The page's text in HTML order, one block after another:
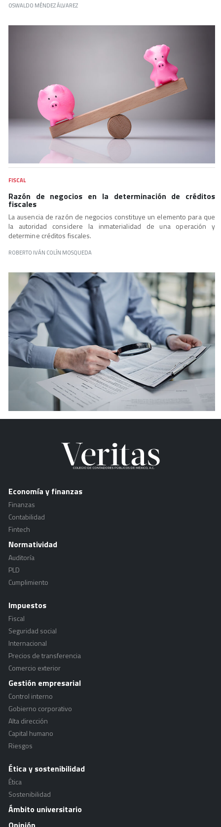
OSWALDO MÉNDEZ ÁLVAREZ
FISCAL
Razón de negocios en la determinación de créditos
fiscales
La ausencia de razón de negocios constituye un elemento para que
la autoridad considere la inmaterialidad de una operación y
determine créditos fiscales.
ROBERTO IVÁN COLÍN MOSQUEDA
Economía y finanzas
Finanzas
Contabilidad
Fintech
Normatividad
Auditoría
PLD
Cumplimiento
Impuestos
Fiscal
Seguridad social
Internacional
Precios de transferencia
Comercio exterior
Gestión empresarial
Control interno
Gobierno corporativo
Alta dirección
Capital humano
Riesgos
Ética y sostenibilidad
Ética
Sostenibilidad
Ámbito universitario